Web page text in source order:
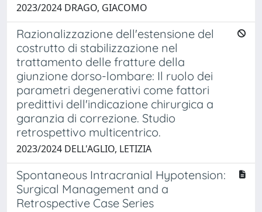
2023/2024 DRAGO, GIACOMO
Razionalizzazione dell'estensione del
costrutto di stabilizzazione nel
trattamento delle fratture della
giunzione dorso-lombare: Il ruolo dei
parametri degenerativi come fattori
predittivi dell'indicazione chirurgica a
garanzia di correzione. Studio
retrospettivo multicentrico.
2023/2024 DELL'AGLIO, LETIZIA
Spontaneous Intracranial Hypotension:
Surgical Management and a
Retrospective Case Series